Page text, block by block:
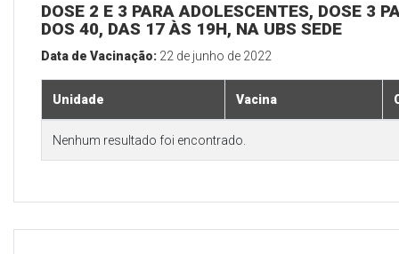
DOSE 2 E 3 PARA ADOLESCENTES, DOSE 3
DOS 40, DAS 17 ÀS 19H, NA UBS SEDE
Data de Vacinação: 22 de junho de 2022
Unidade Vacina
Nenhum resultado foi encontrado.